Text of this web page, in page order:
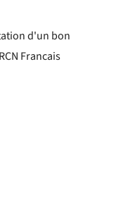
d'un bon
Francais